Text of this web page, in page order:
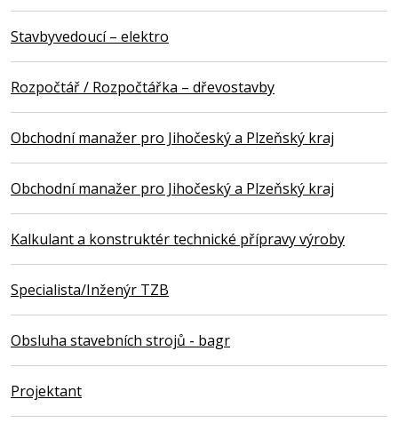
Stavbyvedoucí – elektro
Rozpočtář / Rozpočtářka – dřevostavby
Obchodní manažer pro Jihočeský a Plzeňský kraj
Obchodní manažer pro Jihočeský a Plzeňský kraj
Kalkulant a konstruktér technické přípravy výroby
Specialista/Inženýr TZB
Obsluha stavebních strojů - bagr
Projektant